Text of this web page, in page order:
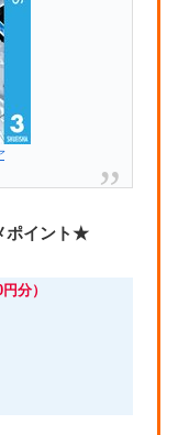
ポイント★
分）